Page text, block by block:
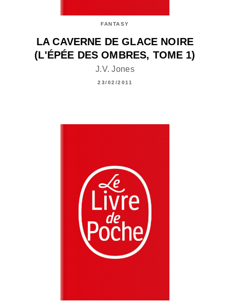
FANTASY
LA CAVERNE DE GLACE NOIRE
(L'ÉPÉE DES OMBRES, TOME 1)
J.V. Jones
23/02/2011